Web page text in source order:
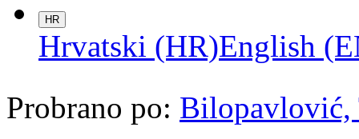
HR
Hrvatski (HR)English
Probrano po: Bilopavlović,